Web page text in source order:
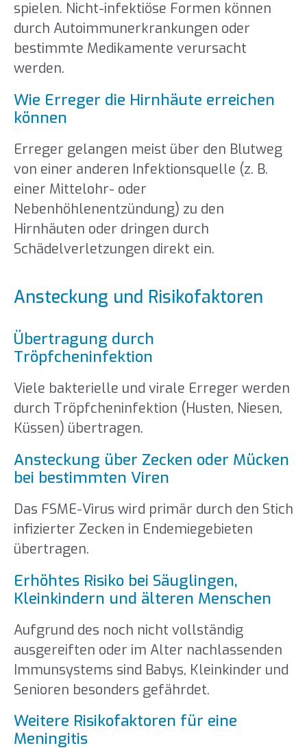
spielen. Nicht-infektiöse Formen können
durch Autoimmunerkrankungen oder
bestimmte Medikamente verursacht
werden.
Wie Erreger die Hirnhäute erreichen
können
Erreger gelangen meist über den Blutweg
von einer anderen Infektionsquelle (z. B.
einer Mittelohr- oder
Nebenhöhlenentzündung) zu den
Hirnhäuten oder dringen durch
Schädelverletzungen direkt ein.
Ansteckung und Risikofaktoren
Übertragung durch
Tröpfcheninfektion
Viele bakterielle und virale Erreger werden
durch Tröpfcheninfektion (Husten, Niesen,
Küssen) übertragen.
Ansteckung über Zecken oder Mücken
bei bestimmten Viren
Das FSME-Virus wird primär durch den Stich
infizierter Zecken in Endemiegebieten
übertragen.
Erhöhtes Risiko bei Säuglingen,
Kleinkindern und älteren Menschen
Aufgrund des noch nicht vollständig
ausgereiften oder im Alter nachlassenden
Immunsystems sind Babys, Kleinkinder und
Senioren besonders gefährdet.
Weitere Risikofaktoren für eine
Meningitis